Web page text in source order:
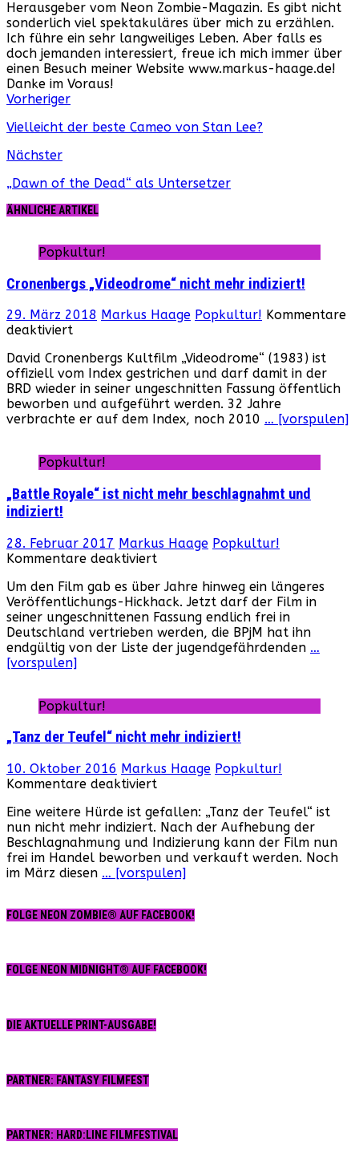
Herausgeber vom Neon Zombie-Magazin. Es gibt nicht
sonderlich viel spektakuläres über mich zu erzählen.
Ich führe ein sehr langweiliges Leben. Aber falls es
doch jemanden interessiert, freue ich mich immer über
einen Besuch meiner Website www.markus-haage.de!
Danke im Voraus!
Webseite
Facebook
Instagram
YouTube
Vorheriger
Vielleicht der beste Cameo von Stan Lee?
Nächster
„Dawn of the Dead“ als Untersetzer
ÄHNLICHE ARTIKEL
Popkultur!
Cronenbergs „Videodrome“ nicht mehr indiziert!
29. März 2018 Markus Haage Popkultur! Kommentare
deaktiviertfür
„Videodrome“
nicht
mehr
indiziert!
David Cronenbergs Kultfilm „Videodrome“ (1983) ist
offiziell vom Index gestrichen und darf damit in der
BRD wieder in seiner ungeschnitten Fassung öffentlich
beworben und aufgeführt werden. 32 Jahre
verbrachte er auf dem Index, noch 2010 … [vorspulen]
Popkultur!
„Battle Royale“ ist nicht mehr beschlagnahmt und
indiziert!
28. Februar 2017 Markus Haage Popkultur!
Kommentare deaktiviert
Royale“
ist
nicht
mehr
beschlagnahmt
Um den Film gab es über Jahre hinweg ein längeres
Veröffentlichungs-Hickhack. Jetzt darf der Film in
seiner ungeschnittenen Fassung endlich frei in
Deutschland vertrieben werden, die BPjM hat ihn
endgültig von der Liste der jugendgefährdenden …
[vorspulen]
Popkultur!
„Tanz der Teufel“ nicht mehr indiziert!
10. Oktober 2016 Markus Haage Popkultur!
Kommentare deaktiviertfür
der
Teufel“
nicht
mehr
indiziert!
Eine weitere Hürde ist gefallen: „Tanz der Teufel“ ist
nun nicht mehr indiziert. Nach der Aufhebung der
Beschlagnahmung und Indizierung kann der Film nun
frei im Handel beworben und verkauft werden. Noch
im März diesen … [vorspulen]
FOLGE NEON ZOMBIE® AUF FACEBOOK!
FOLGE NEON MIDNIGHT® AUF FACEBOOK!
DIE AKTUELLE PRINT-AUSGABE!
PARTNER: FANTASY FILMFEST
PARTNER: HARD:LINE FILMFESTIVAL